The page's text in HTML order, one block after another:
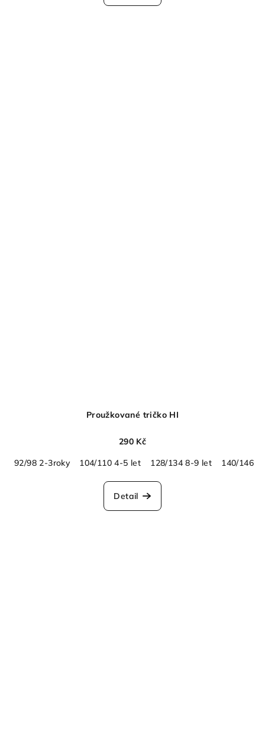
Proužkované tričko HI
290 Kč
92/98 2-3roky
104/110 4-5 let 128/134 8-9 let 140/146
Detail